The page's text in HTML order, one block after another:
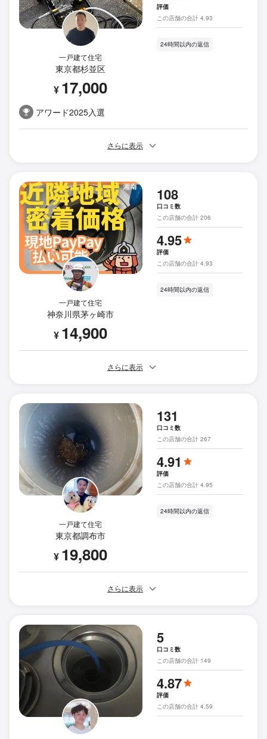
一戸建て住宅
東京都杉並区
¥ 17,000
アワード2025入選
評価
この店舗の合計 4.93
24時間以内の返信
さらに表示
一戸建て住宅
神奈川県茅ヶ崎市
¥ 14,900
108
口コミ数
この店舗の合計 206
4.95
評価
この店舗の合計 4.93
24時間以内の返信
さらに表示
一戸建て住宅
東京都調布市
¥ 19,800
131
口コミ数
この店舗の合計 267
4.91
評価
この店舗の合計 4.95
24時間以内の返信
さらに表示
5
口コミ数
この店舗の合計 149
4.87
評価
この店舗の合計 4.59